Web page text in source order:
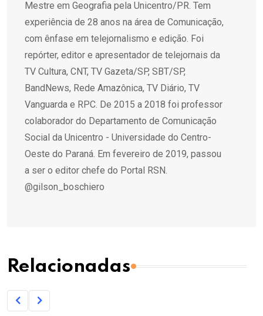
Mestre em Geografia pela Unicentro/PR. Tem
experiência de 28 anos na área de Comunicação,
com ênfase em telejornalismo e edição. Foi
repórter, editor e apresentador de telejornais da
TV Cultura, CNT, TV Gazeta/SP, SBT/SP,
BandNews, Rede Amazônica, TV Diário, TV
Vanguarda e RPC. De 2015 a 2018 foi professor
colaborador do Departamento de Comunicação
Social da Unicentro - Universidade do Centro-
Oeste do Paraná. Em fevereiro de 2019, passou
a ser o editor chefe do Portal RSN.
@gilson_boschiero
Relacionadas